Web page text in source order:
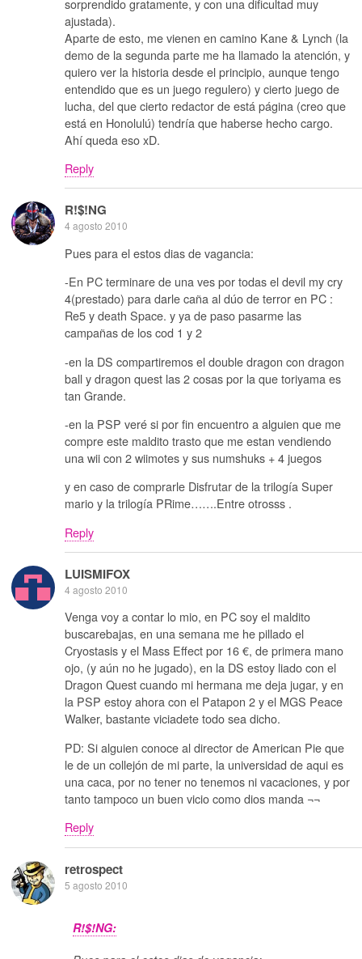
ajustada).
Aparte de esto, me vienen en camino Kane & Lynch (la
demo de la segunda parte me ha llamado la atención, y
quiero ver la historia desde el principio, aunque tengo
entendido que es un juego regulero) y cierto juego de
lucha, del que cierto redactor de está página (creo que
está en Honolulú) tendría que haberse hecho cargo.
Ahí queda eso xD.
Reply
R!$!NG
4 agosto 2010
Pues para el estos dias de vagancia:
-En PC terminare de una ves por todas el devil my cry
4(prestado) para darle caña al dúo de terror en PC :
Re5 y death Space. y ya de paso pasarme las
campañas de los cod 1 y 2
-en la DS compartiremos el double dragon con dragon
ball y dragon quest las 2 cosas por la que toriyama es
tan Grande.
-en la PSP veré si por fin encuentro a alguien que me
compre este maldito trasto que me estan vendiendo
una wii con 2 wiimotes y sus numshuks + 4 juegos
y en caso de comprarle Disfrutar de la trilogía Super
mario y la trilogía PRime…….Entre otrosss .
Reply
LUISMIFOX
4 agosto 2010
Venga voy a contar lo mio, en PC soy el maldito
buscarebajas, en una semana me he pillado el
Cryostasis y el Mass Effect por 16 €, de primera mano
ojo, (y aún no he jugado), en la DS estoy liado con el
Dragon Quest cuando mi hermana me deja jugar, y en
la PSP estoy ahora con el Patapon 2 y el MGS Peace
Walker, bastante viciadete todo sea dicho.
PD: Si alguien conoce al director de American Pie que
le de un collejón de mi parte, la universidad de aqui es
una caca, por no tener no tenemos ni vacaciones, y por
tanto tampoco un buen vicio como dios manda ¬¬
Reply
retrospect
5 agosto 2010
R!$!NG: